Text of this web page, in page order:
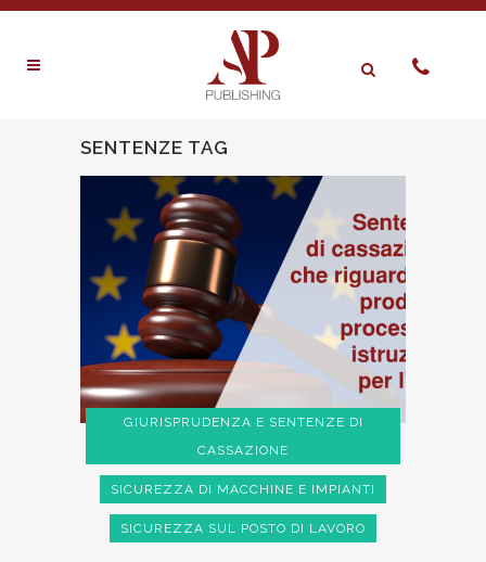
SENTENZE TAG
GIURISPRUDENZA E SENTENZE DI
CASSAZIONE
SICUREZZA DI MACCHINE E IMPIANTI
SICUREZZA SUL POSTO DI LAVORO